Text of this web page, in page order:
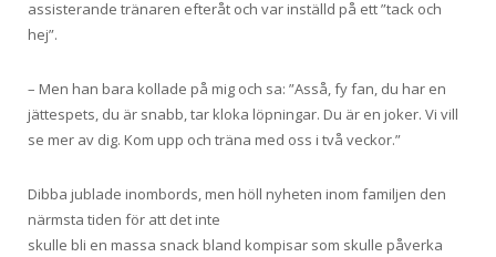
assisterande tränaren efteråt och var inställd på ett ”tack och
hej”.
– Men han bara kollade på mig och sa: ”Asså, fy fan, du har en
jättespets, du är snabb, tar kloka löpningar. Du är en joker. Vi vill
se mer av dig. Kom upp och träna med oss i två veckor.”
Dibba jublade inombords, men höll nyheten inom familjen den
närmsta tiden för att det inte
skulle bli en massa snack bland kompisar som skulle påverka